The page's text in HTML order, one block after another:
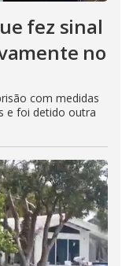
fez sinal
no
com medidas
e foi detido outra